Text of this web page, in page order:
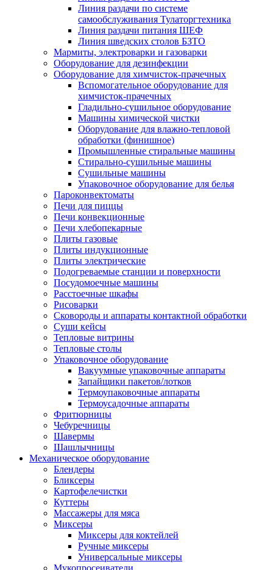
Линия раздачи по системе
самообслуживания Тулаторгтехника
Линия раздачи питания ШЕФ
Линия шведских столов БЗТО
Мармиты, электроварки и газоварки
Оборудование для дезинфекции
Оборудование для химчисток-прачечных
Вспомогательное оборудование для
химчисток-прачечных
Гладильно-сушильное оборудование
Машины химической чистки
Оборудование для влажно-тепловой
обработки (финишное)
Промышленные стиральные машины
Стирально-сушильные машины
Сушильные машины
Упаковочное оборудование для белья
Пароконвектоматы
Печи для пиццы
Печи конвекционные
Печи хлебопекарные
Плиты газовые
Плиты индукционные
Плиты электрические
Подогреваемые станции и поверхности
Посудомоечные машины
Расстоечные шкафы
Рисоварки
Сковороды и аппараты контактной обработки
Суши кейсы
Тепловые витрины
Тепловые столы
Упаковочное оборудование
Вакуумные упаковочные аппараты
Запайщики пакетов/лотков
Термоупаковочные аппараты
Термоусадочные аппараты
Фритюрницы
Чебуречницы
Шавермы
Шашлычницы
Механическое оборудование
Блендеры
Бликсеры
Картофелечистки
Куттеры
Массажеры для мяса
Миксеры
Миксеры для коктейлей
Ручные миксеры
Универсальные миксеры
Мукопросеиватели